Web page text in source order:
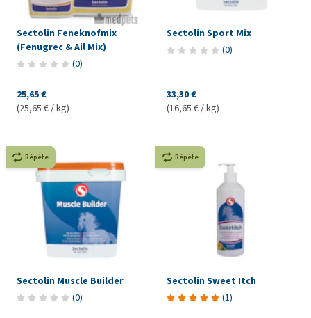
Sectolin Feneknofmix
(Fenugrec & Ail Mix)
(0)
25,65 €
(25,65 € / kg)
Sectolin Sport Mix
(0)
33,30 €
(16,65 € / kg)
Répète
Sectolin Muscle Builder
(0)
Répète
Sectolin Sweet Itch
(1)